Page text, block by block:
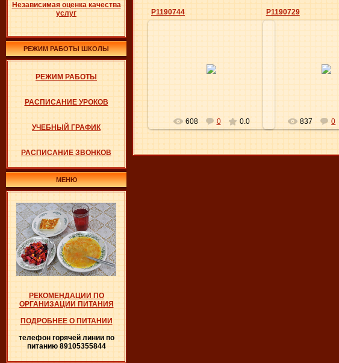
Независимая оценка качества
услуг
РЕЖИМ РАБОТЫ ШКОЛЫ
РЕЖИМ РАБОТЫ
РАСПИСАНИЕ УРОКОВ
УЧЕБНЫЙ ГРАФИК
РАСПИСАНИЕ ЗВОНКОВ
МЕНЮ
РЕКОМЕНДАЦИИ ПО
ОРГАНИЗАЦИИ ПИТАНИЯ
ПОДРОБНЕЕ О ПИТАНИИ
телефон горячей линии по
питанию 89105355844
P1190744
608 0 0.0
P1190729
837 0